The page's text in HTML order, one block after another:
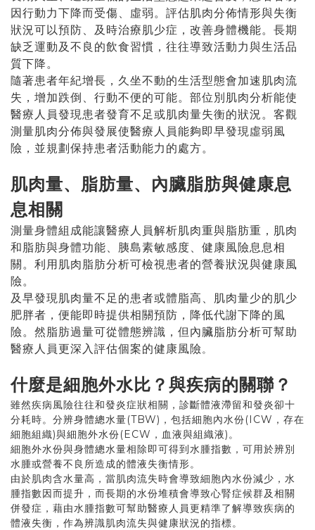
因行動力下降而受傷、虛弱。評估肌肉分佈情形與失衡
狀況可以預防、及時治療肌少症，改善身體機能。長期
缺乏運動及不良的飲食習慣，往往導致活動力與生活品
質下降。
隨著患者年紀增長，久坐不動的生活型態會加速肌肉流
失，增加跌倒、行動不便的可能。部位別肌肉分析能使
醫療人員發現患者發育不足或肌肉量失衡的狀況。客觀
測量肌肉分佈與發展使醫療人員能夠即早發現虛弱風
險，並規劃保持患者活動能力的處方。
肌肉量、脂肪量、內臟脂肪與健康息
息相關
測量身體組成能讓醫療人員解析肌肉重與脂肪重，肌肉
和脂肪與身體功能、胰島素敏感度、健康風險息息相
關。利用肌肉脂肪分析可檢視患者的營養狀況與健康風
險。
及早發現肌肉量不足的患者或體脂高、肌肉量少的肌少
肥胖者，便能即時提供相關預防，降低代謝下降的風
險。然脂肪過量可從體態辨識，但內臟脂肪分析可幫助
醫療人員更深入評估個案的健康風險。
什麼是細胞外水比？與疾病的關聯？
雖然疾病風險往往和發炎症狀相關，診斷體液滯留和發炎卻十
分耗時。分辨身體總水量(TBW)，包括細胞內水份(ICW，存在
細胞組織)與細胞外水份(ECW，血液與組織液)。
細胞外水份與身體總水量相除即可得到水腫指數，可用於辨別
水腫或營養不良所造成的體液失衡情形。
由於肌肉含水量高，當肌肉流失時會導致細胞內水份減少，水
腫指數因而提升，而長期的水份堆積會導致心腎症候群及相關
併發症，藉由水腫指數可幫助醫療人員更精準了解導致疾病的
體液失衡，作為辨識肌肉流失與健康狀況的指標。